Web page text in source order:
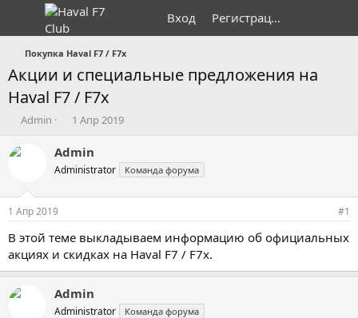
Вход Регистрация
Покупка Haval F7 / F7x
Акции и специальные предложения на
Haval F7 / F7x
А
т
т
м
ы
Admin
Д
т
а
н
а
л
1 Апр 2019
Admin
Administrator Команда форума
1 Апр 2019 #1
В этой теме выкладываем информацию об официальных
акциях и скидках на Haval F7 / F7x.
Admin
Administrator Команда форума